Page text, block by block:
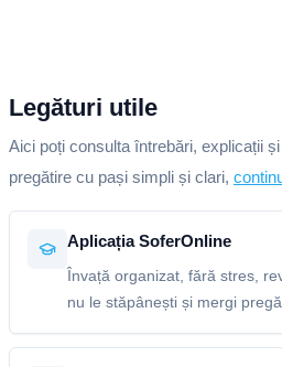
Legături utile
Aici poți consulta întrebări, explicații
pregătire cu pași simpli și clari,
Aplicația SoferOnline
Învață organizat, fără stres,
nu le stăpânești și mergi